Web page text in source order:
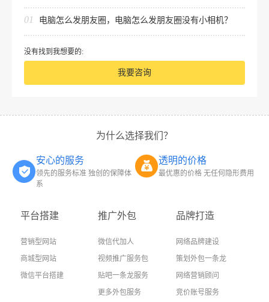
01 电脑怎么发朋友圈，电脑怎么发朋友圈没有小相机？
没有找到我想要的:
我要咨询
为什么选择我们？
安心的服务
领先的服务标准 独创的保障体
系
透明的价格
最优惠的价格 无任何隐形费用
平台搭建
营销型网站
商城型网站
微信平台搭建
推广外包
微信代加人
视频推广服务包
贴吧一条龙服务
更多外包服务
品牌打造
网络品牌建设
策划外包一条龙
网络营销顾问
竞价账号服务